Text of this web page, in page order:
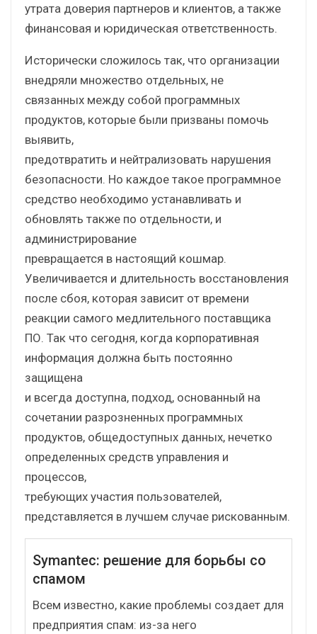
утрата доверия партнеров и клиентов, а также
финансовая и юридическая ответственность.
Исторически сложилось так, что организации
внедряли множество отдельных, не
связанных между собой программных
продуктов, которые были призваны помочь
выявить,
предотвратить и нейтрализовать нарушения
безопасности. Но каждое такое программное
средство необходимо устанавливать и
обновлять также по отдельности, и
администрирование
превращается в настоящий кошмар.
Увеличивается и длительность восстановления
после сбоя, которая зависит от времени
реакции самого медлительного поставщика
ПО. Так что сегодня, когда корпоративная
информация должна быть постоянно
защищена
и всегда доступна, подход, основанный на
сочетании разрозненных программных
продуктов, общедоступных данных, нечетко
определенных средств управления и
процессов,
требующих участия пользователей,
представляется в лучшем случае рискованным.
Symantec: решение для борьбы со
спамом
Всем известно, какие проблемы создает для
предприятия спам: из-за него